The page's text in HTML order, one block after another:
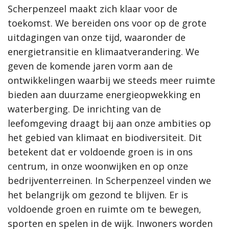
samenleving, dan werkt de gemeente Scherpenzeel graag mee
aan jouw initiatief!”
Meer informatie
Wat is de omgevingsvisie?
Proces MeetUps
Relatie met andere omgevingsvisies
Hoe werkt de website?
Rol van de gemeente
Contact
Gebieden
Scherpenzeel Noord
Zoeken
Scherpenzeel maakt zich klaar voor de
toekomst. We bereiden ons voor op de grote
uitdagingen van onze tijd, waaronder de
energietransitie en klimaatverandering. We
geven de komende jaren vorm aan de
ontwikkelingen waarbij we steeds meer ruimte
bieden aan duurzame energieopwekking en
waterberging. De inrichting van de
leefomgeving draagt bij aan onze ambities op
het gebied van klimaat en biodiversiteit. Dit
betekent dat er voldoende groen is in ons
centrum, in onze woonwijken en op onze
bedrijventerreinen. In Scherpenzeel vinden we
het belangrijk om gezond te blijven. Er is
voldoende groen en ruimte om te bewegen,
sporten en spelen in de wijk. Inwoners worden